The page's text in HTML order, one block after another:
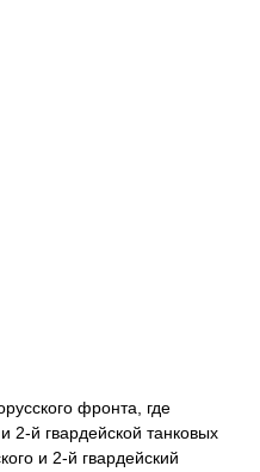
фронта, где
2-й гвардейской танковых
и 2-й гвардейский